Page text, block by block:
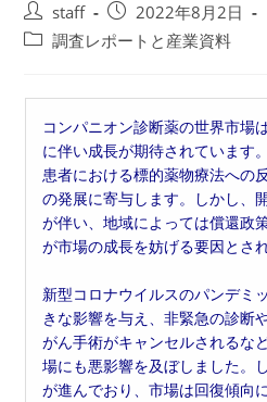
投
稿
staff
投
稿
日:
2022年8月2日
投
ー:
調査レポートと産業資料
コンパニオン診断薬の世界市場
に伴い成長が期待されています
患者における標的薬物療法への
の発展に寄与します。しかし、
が伴い、地域によっては償還政
が市場の成長を妨げる要因とさ
新型コロナウイルスのパンデミ
きな影響を与え、非緊急の診断
がん手術がキャンセルされるな
場にも悪影響を及ぼしました。
が進んでおり、市場は回復傾向